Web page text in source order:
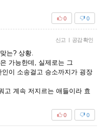
0
0
신고 | 공감 확인
는? 상황.
가능한데, 실제로는 그
이 소송걸고 승소까지가 굉장
고 계속 저지르는 애들이라 효
0
0